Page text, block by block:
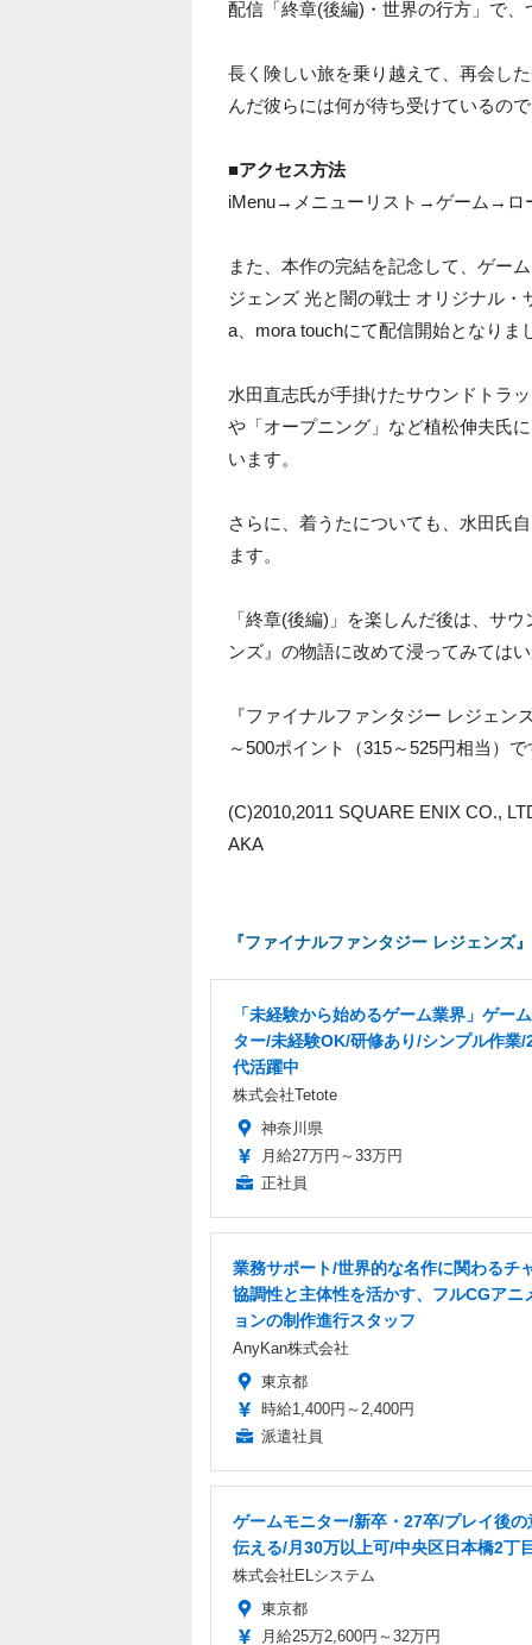
配信「終章(後編)・世界の行方」で
長く険しい旅を乗り越えて、再会し
んだ彼らには何が待ち受けているの
■アクセス方法
iMenu→メニューリスト→ゲーム→ロ
また、本作の完結を記念して、ゲー
ジェンズ 光と闇の戦士 オリジナル
a、mora touchにて配信開始となりま
水田直志氏が手掛けたサウンドトラ
や「オープニング」など植松伸夫氏
います。
さらに、着うたについても、水田氏
ます。
「終章(後編)」を楽しんだ後は、サ
ンズ』の物語に改めて浸ってみては
『ファイナルファンタジー レジェ
～500ポイント（315～525円相当）で
(C)2010,2011 SQUARE ENIX CO.,
AKA
『ファイナルファンタジー レジェンズ
「未経験から始めるゲーム業界」ゲー
ター/未経験OK/研修あり/シンプル作業/
代活躍中
株式会社Tetote
神奈川県
月給27万円～33万円
正社員
業務サポート/世界的な名作に関わるチ
協調性と主体性を活かす、フルCGアニ
ョンの制作進行スタッフ
AnyKan株式会社
東京都
時給1,400円～2,400円
派遣社員
ゲームモニター/新卒・27卒/プレイ後の
伝える/月30万以上可/中央区日本橋2丁
株式会社ELシステム
東京都
月給25万2,600円～32万円